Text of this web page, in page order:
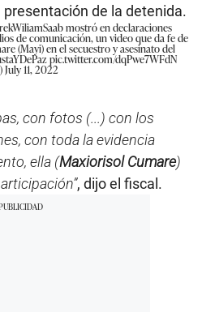
de la detenida.
mostró en declaraciones
de comunicación, un video que da fe de
(Mayi) en el secuestro y asesinato del
pic.twitter.com/dqPwe7WFdN
July 11, 2022
con fotos (...) con los
con toda la evidencia
ella (Maxiorisol Cumare)
, dijo el fiscal.